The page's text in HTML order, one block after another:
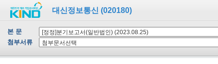
대신정보통신 (020180)
본 문
첨부서류